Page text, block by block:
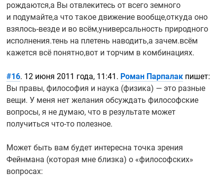
рождаются,а Вы отвлекитесь от всего земного
и подумайте,а что такое движение вообще,откуда оно
взялось-везде и во всём,универсальность природного
исполнения.тень на плетень наводить,а зачем.всём
кажется всё понятно,вот и торчим в комбинациях.
#16. 12 июня 2011 года, 11:41. Роман Парпалак пишет:
Вы правы, философия и наука (физика) — это разные
вещи. У меня нет желания обсуждать философские
вопросы, я не думаю, что в результате может
получитьсячто-то полезное.
Может быть вам будет интересна точка зрения
Фейнмана (которая мне близка) о «философских»
вопросах: